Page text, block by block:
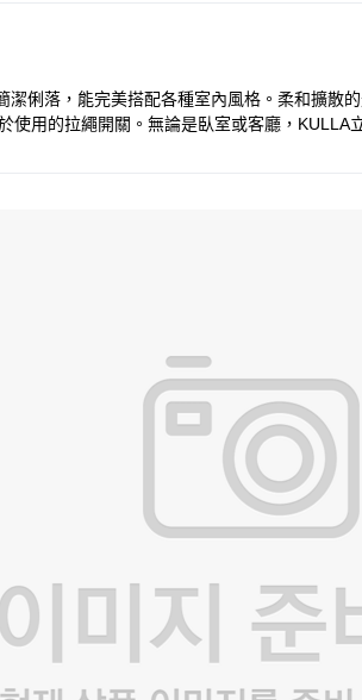
俐落，能完美搭配各種室內風格。柔和擴
用的拉繩開關。無論是臥室或客廳，KULLA